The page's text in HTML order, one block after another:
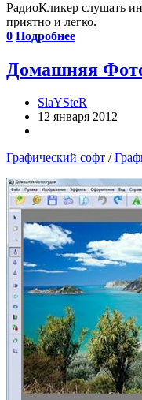
РадиоКликер слушать
приятно и легко.
0 Подробнее
Домашняя
SlaYSteR
12 января 2012
Графический софт /